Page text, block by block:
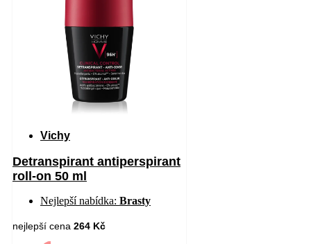
Vichy
Detranspirant antiperspirant
roll-on 50 ml
Nejlepší nabídka: Brasty
nejlepší cena 264 Kč